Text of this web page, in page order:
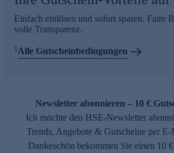
Einfach einlösen und sofort sparen. Faire
volle Transparenz.
1Alle Gutscheinbedingungen
Newsletter abonnieren – 10 €
Ich möchte den HSE-Newsletter
Trends, Angebote & Gutscheine per
Dankeschön bekommen Sie einen 10